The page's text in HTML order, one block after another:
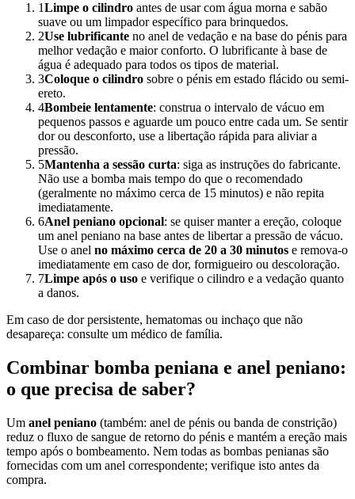
1Limpe o cilindro antes de usar com água morna e sabão
suave ou um limpador específico para brinquedos.
2Use lubrificante no anel de vedação e na base do pénis para
melhor vedação e maior conforto. O lubrificante à base de
água é adequado para todos os tipos de material.
3Coloque o cilindro sobre o pénis em estado flácido ou semi-
ereto.
4Bombeie lentamente: construa o intervalo de vácuo em
pequenos passos e aguarde um pouco entre cada um. Se sentir
dor ou desconforto, use a libertação rápida para aliviar a
pressão.
5Mantenha a sessão curta: siga as instruções do fabricante.
Não use a bomba mais tempo do que o recomendado
(geralmente no máximo cerca de 15 minutos) e não repita
imediatamente.
6Anel peniano opcional: se quiser manter a ereção, coloque
um anel peniano na base antes de libertar a pressão de vácuo.
Use o anel no máximo cerca de 20 a 30 minutos e remova-o
imediatamente em caso de dor, formigueiro ou descoloração.
7Limpe após o uso e verifique o cilindro e a vedação quanto
a danos.
Em caso de dor persistente, hematomas ou inchaço que não
desapareça: consulte um médico de família.
Combinar bomba peniana e anel peniano:
o que precisa de saber?
Um anel peniano (também: anel de pénis ou banda de constrição)
reduz o fluxo de sangue de retorno do pénis e mantém a ereção mais
tempo após o bombeamento. Nem todas as bombas penianas são
fornecidas com um anel correspondente; verifique isto antes da
compra.